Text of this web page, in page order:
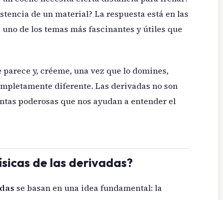
de un material? La respuesta está en las
uno de los temas más fascinantes y útiles que
y, créeme, una vez que lo domines,
diferente. Las derivadas no son
poderosas que nos ayudan a entender el
de las derivadas?
se basan en una idea fundamental: la